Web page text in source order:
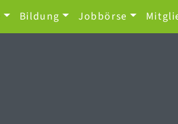
Bildung Jobbörse